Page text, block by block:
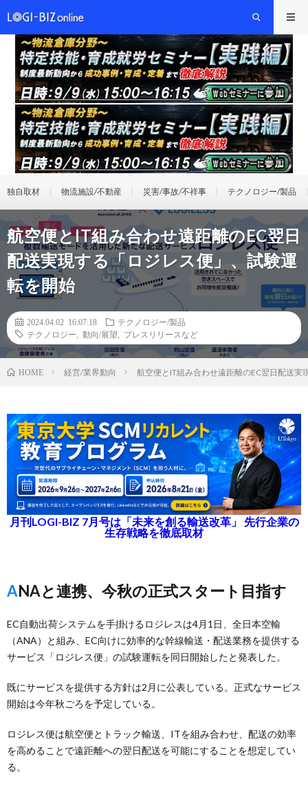
独自取材 物流施設/不動産 災害/事故/不祥事 テクノロジー/製品
航空便とIT組み合わせ遠距離のEC翌日
配送実現する「ロジレス便」、試験運
転を開始
2024.04.02 16:07:18
テクノロジー/製品
テクノロジー
動向/展望 プレスリリースなど
HOME 経営/業界動向 航空便とIT組み合わせ遠距離のEC翌日配送
月刊LOGI-BIZ 7月号は「未来を創る輸送改革」 先行企業の
生存戦略を徹底取材
ANAと連携、今秋の正式スタート目指す
EC自動出荷システムを手掛けるロジレスは4月1日、全日本空輸
（ANA）と組み、EC向けに効率的な幹線輸送・配送業務を提供する
サービス「ロジレス便」の試験運転を同日開始したと発表した。
既にサービスを提供する方針は2月に公表している。正式なサービス
開始は今年秋ごろを予定している。
ロジレス便は航空便とトラック輸送、ITを組み合わせ、配送の効率
を高めることで遠距離への翌日配送を可能にすることを想定してい
る。